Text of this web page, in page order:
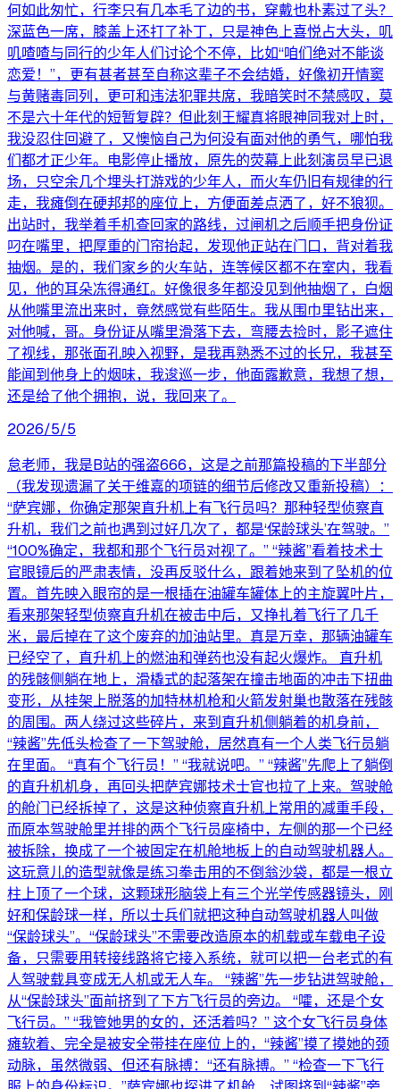
何如此匆忙，行李只有几本毛了边的书，穿戴也朴素过了头？
深蓝色一席，膝盖上还打了补丁，只是神色上喜悦占大头，叽
叽喳喳与同行的少年人们讨论个不停，比如“咱们绝对不能谈
恋爱！”，更有甚者甚至自称这辈子不会结婚，好像初开情窦
与黄赌毒同列，更可和违法犯罪共席，我暗笑时不禁感叹，莫
不是六十年代的短暂复辟？但此刻王耀真将眼神同我对上时，
我没忍住回避了，又懊恼自己为何没有面对他的勇气，哪怕我
们都才正少年。电影停止播放，原先的荧幕上此刻演员早已退
场，只空余几个埋头打游戏的少年人，而火车仍旧有规律的行
走，我瘫倒在硬邦邦的座位上，方便面差点洒了，好不狼狈。
出站时，我举着手机查回家的路线，过闸机之后顺手把身份证
叼在嘴里，把厚重的门帘抬起，发现他正站在门口，背对着我
抽烟。是的，我们家乡的火车站，连等候区都不在室内，我看
见，他的耳朵冻得通红。好像很多年都没见到他抽烟了，白烟
从他嘴里流出来时，竟然感觉有些陌生。我从围巾里钻出来，
对他喊，哥。身份证从嘴里滑落下去，弯腰去捡时，影子遮住
了视线，那张面孔映入视野，是我再熟悉不过的长兄，我甚至
能闻到他身上的烟味，我逡巡一步，他面露歉意，我想了想，
还是给了他个拥抱，说，我回来了。
2026/5/5
怠老师，我是B站的强盗666，这是之前那篇投稿的下半部分
（我发现遗漏了关于维嘉的项链的细节后修改又重新投稿）：
“萨宾娜，你确定那架直升机上有飞行员吗？那种轻型侦察直
升机，我们之前也遇到过好几次了，都是‘保龄球头’在驾驶。”
“100%确定，我都和那个飞行员对视了。” “辣酱”看着技术士
官眼镜后的严肃表情，没再反驳什么，跟着她来到了坠机的位
置。首先映入眼帘的是一根插在油罐车罐体上的主旋翼叶片，
看来那架轻型侦察直升机在被击中后，又挣扎着飞行了几千
米，最后掉在了这个废弃的加油站里。真是万幸，那辆油罐车
已经空了，直升机上的燃油和弹药也没有起火爆炸。 直升机
的残骸侧躺在地上，滑橇式的起落架在撞击地面的冲击下扭曲
变形，从挂架上脱落的加特林机枪和火箭发射巢也散落在残骸
的周围。两人绕过这些碎片，来到直升机侧躺着的机身前，
“辣酱”先低头检查了一下驾驶舱，居然真有一个人类飞行员躺
在里面。 “真有个飞行员！” “我就说吧。” “辣酱”先爬上了躺倒
的直升机机身，再回头把萨宾娜技术士官也拉了上来。驾驶舱
的舱门已经拆掉了，这是这种侦察直升机上常用的减重手段，
而原本驾驶舱里并排的两个飞行员座椅中，左侧的那一个已经
被拆除，换成了一个被固定在机舱地板上的自动驾驶机器人。
这玩意儿的造型就像是练习拳击用的不倒翁沙袋，都是一根立
柱上顶了一个球，这颗球形脑袋上有三个光学传感器镜头，刚
好和保龄球一样，所以士兵们就把这种自动驾驶机器人叫做
“保龄球头”。“保龄球头”不需要改造原本的机载或车载电子设
备，只需要用转接线路将它接入系统，就可以把一台老式的有
人驾驶载具变成无人机或无人车。 “辣酱”先一步钻进驾驶舱，
从“保龄球头”面前挤到了下方飞行员的旁边。 “嚯，还是个女
飞行员。” “我管她男的女的，还活着吗？” 这个女飞行员身体
瘫软着、完全是被安全带挂在座位上的，“辣酱”摸了摸她的颈
动脉，虽然微弱、但还有脉搏：“还有脉搏。” “检查一下飞行